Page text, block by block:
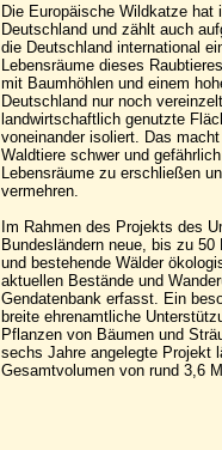
Die Europäische Wildkatze hat
Deutschland und zählt auch
die Deutschland international
Lebensräume dieses
mit Baumhöhlen und einem
Deutschland nur noch
landwirtschaftlich genutzte
voneinander isoliert. Das
Waldtiere schwer und
Lebensräume zu erschließen
vermehren.
Im Rahmen des Projekts des
Bundesländern neue, bis zu
und bestehende Wälder
aktuellen Bestände und
Gendatenbank erfasst. Ein
breite ehrenamtliche
Pflanzen von Bäumen und
sechs Jahre angelegte Projekt
Gesamtvolumen von rund 3,6